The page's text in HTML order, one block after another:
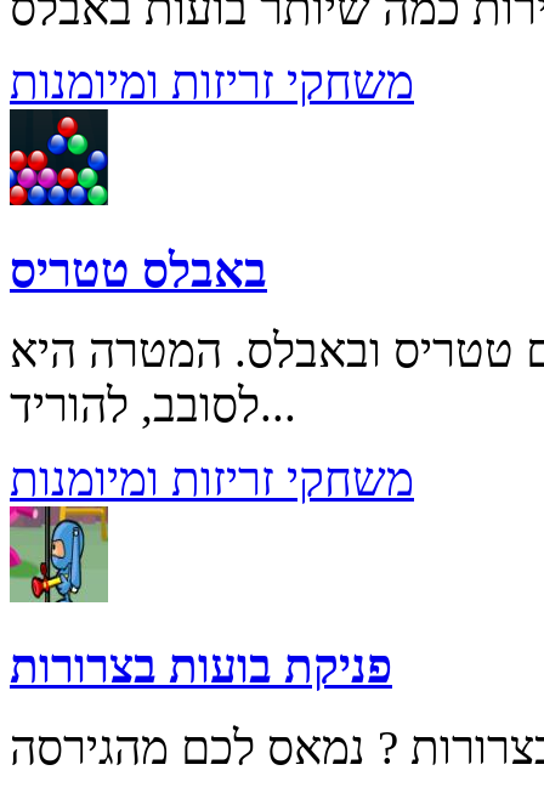
משחקי זריזות ומיומנות
באבלס טטריס
טטריס ובאבלס. המטרה היא
לסובב, להוריד...
משחקי זריזות ומיומנות
פניקת בועות בצרורות